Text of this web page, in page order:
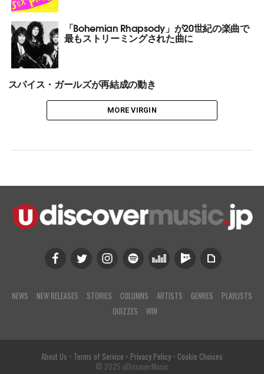
「Bohemian Rhapsody」が20世紀の楽曲で
最もストリーミングされた曲に
スパイス・ガールズが再結成の動き
MORE VIRGIN
NEWS NEW RELEASES STORIES COLUMNS ARTISTS GENRES
PLAYLISTS
QUIZZES
WIN
About Us • Terms of Service • Privacy Policy• Cookie Choices
© 2025 uDiscoverMusic